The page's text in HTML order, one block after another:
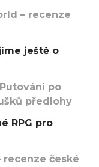
– recenze
ještě o
po
předlohy
RPG pro
recenze české